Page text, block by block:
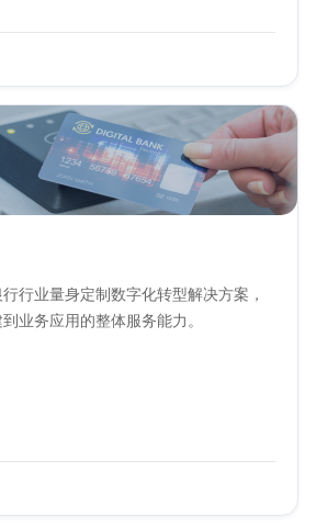
行业量身定制数字化转型解决方案，
业务应用的整体服务能力。